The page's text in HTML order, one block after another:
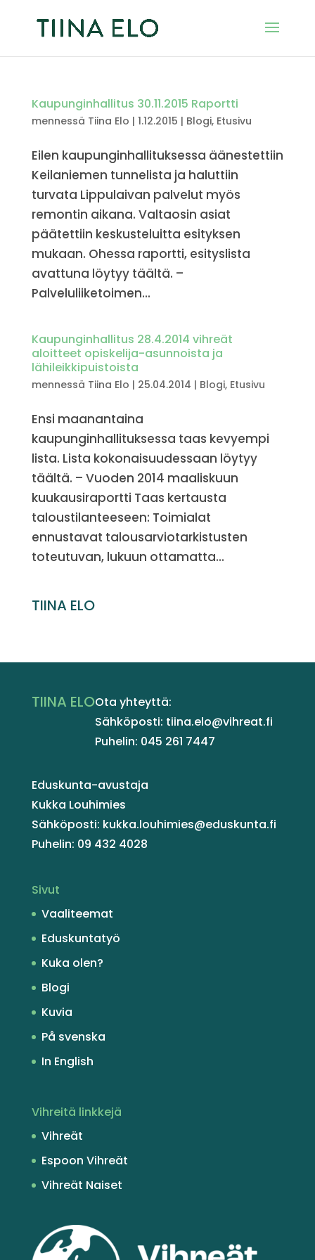
Kaupunginhallitus 30.11.2015 Raportti
mennessä Tiina Elo | 1.12.2015 | Blogi, Etusivu
Eilen kaupunginhallituksessa äänestettiin
Keilaniemen tunnelista ja haluttiin
turvata Lippulaivan palvelut myös
remontin aikana. Valtaosin asiat
päätettiin keskusteluitta esityksen
mukaan. Ohessa raportti, esityslista
avattuna löytyy täältä. –
Palveluliiketoimen...
Kaupunginhallitus 28.4.2014 vihreät
aloitteet opiskelija-asunnoista ja
lähileikkipuistoista
mennessä Tiina Elo | 25.04.2014 | Blogi, Etusivu
Ensi maanantaina
kaupunginhallituksessa taas kevyempi
lista. Lista kokonaisuudessaan löytyy
täältä. – Vuoden 2014 maaliskuun
kuukausiraportti Taas kertausta
taloustilanteeseen: Toimialat
ennustavat talousarviotarkistusten
toteutuvan, lukuun ottamatta...
TIINA ELO
TIINA ELOOta yhteyttä:
Sähköposti: tiina.elo@vihreat.fi
Puhelin: 045 261 7447
Eduskunta-avustaja
Kukka Louhimies
Sähköposti: kukka.louhimies@eduskunta.fi
Puhelin: 09 432 4028
Sivut
Vaaliteemat
Eduskuntatyö
Kuka olen?
Blogi
Kuvia
På svenska
In English
Vihreitä linkkejä
Vihreät
Espoon Vihreät
Vihreät Naiset